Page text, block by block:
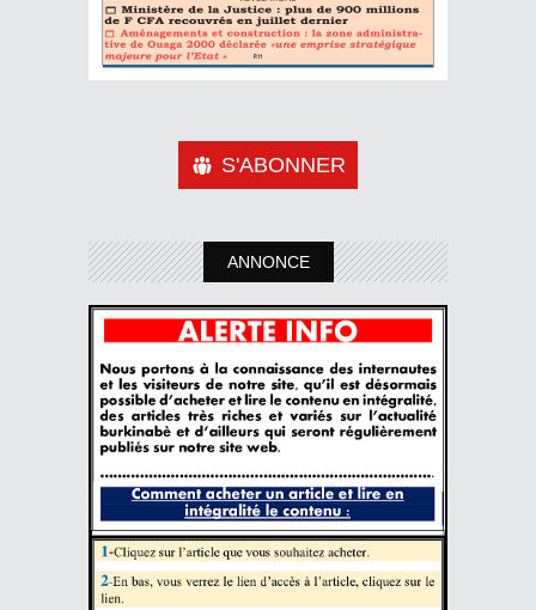
S'ABONNER
ANNONCE